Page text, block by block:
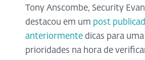
Tony Anscombe, Security
destacou em um post
anteriormente dicas para
prioridades na hora de